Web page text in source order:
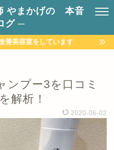
やまかげの 本音
グ ─
善美容室をしています
ンプー3を口コミ
解析！
2020-06-02